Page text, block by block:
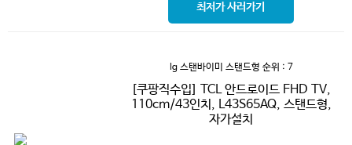
최저가 사러가기
lg 스탠바이미 스탠드형 순위 : 7
[쿠팡직수입] TCL 안드로이드 FHD TV,
110cm/43인치, L43S65AQ, 스탠드형,
자가설치